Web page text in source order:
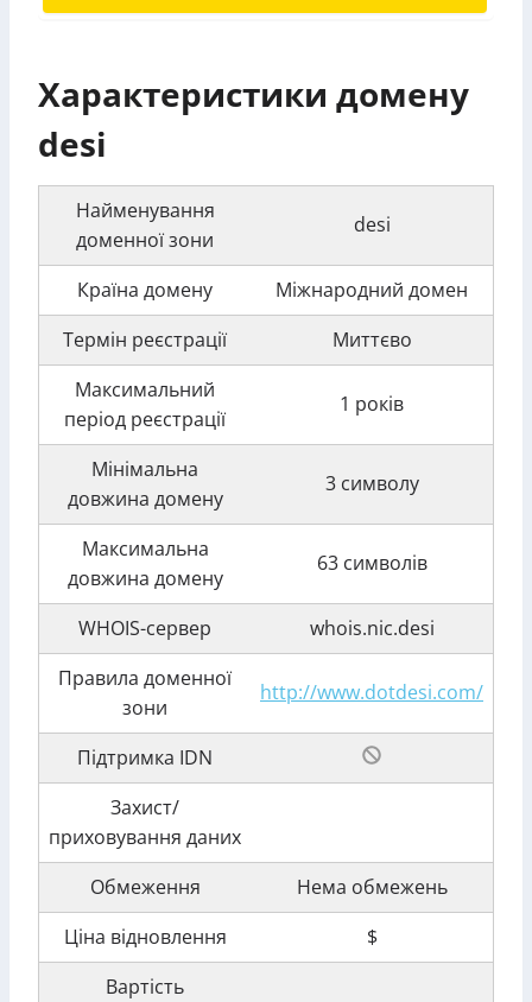
Характеристики домену
desi
Найменування
доменної зони
desi
Країна домену
Міжнародний домен
Термін реєстрації
Миттєво
Максимальний
період реєстрації
1 років
Мінімальна
довжина домену
3 символу
Максимальна
довжина домену
63 символів
WHOIS-сервер
whois.nic.desi
Правила доменної
зони
http://www.dotdesi.com/
Підтримка IDN
Захист/
приховування даних
Обмеження
Нема обмежень
Ціна відновлення
$
Вартість